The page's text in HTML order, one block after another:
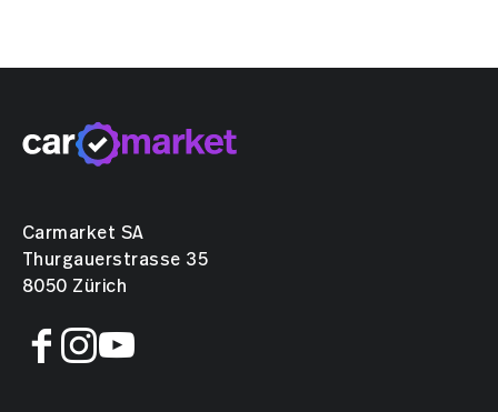
Carmarket SA
Thurgauerstrasse 35
8050 Zürich